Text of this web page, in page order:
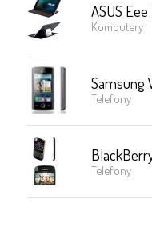
ASUS
Komputery
Samsung
Telefony
Telefony